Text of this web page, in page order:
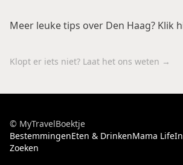
Meer leuke tips over Den Haag? Klik
Klopt er iets niet? Laat het ons weten →
© MyTravelBoektje
BestemmingenEten & DrinkenMama Life
Zoeken